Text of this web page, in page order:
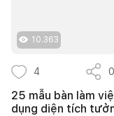
10.363
4 0
25 mẫu bàn làm
dụng diện tích